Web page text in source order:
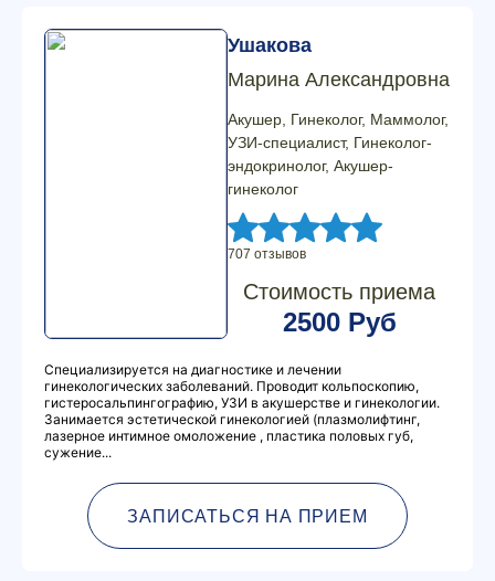
Ушакова
Марина Александровна
Акушер, Гинеколог, Маммолог,
УЗИ-специалист, Гинеколог-
эндокринолог, Акушер-
гинеколог
707 отзывов
Стоимость приема
2500 Руб
Специализируется на диагностике и лечении
гинекологических заболеваний. Проводит кольпоскопию,
гистеросальпингографию, УЗИ в акушерстве и гинекологии.
Занимается эстетической гинекологией (плазмолифтинг,
лазерное интимное омоложение , пластика половых губ,
сужение...
ЗАПИСАТЬСЯ НА ПРИЕМ